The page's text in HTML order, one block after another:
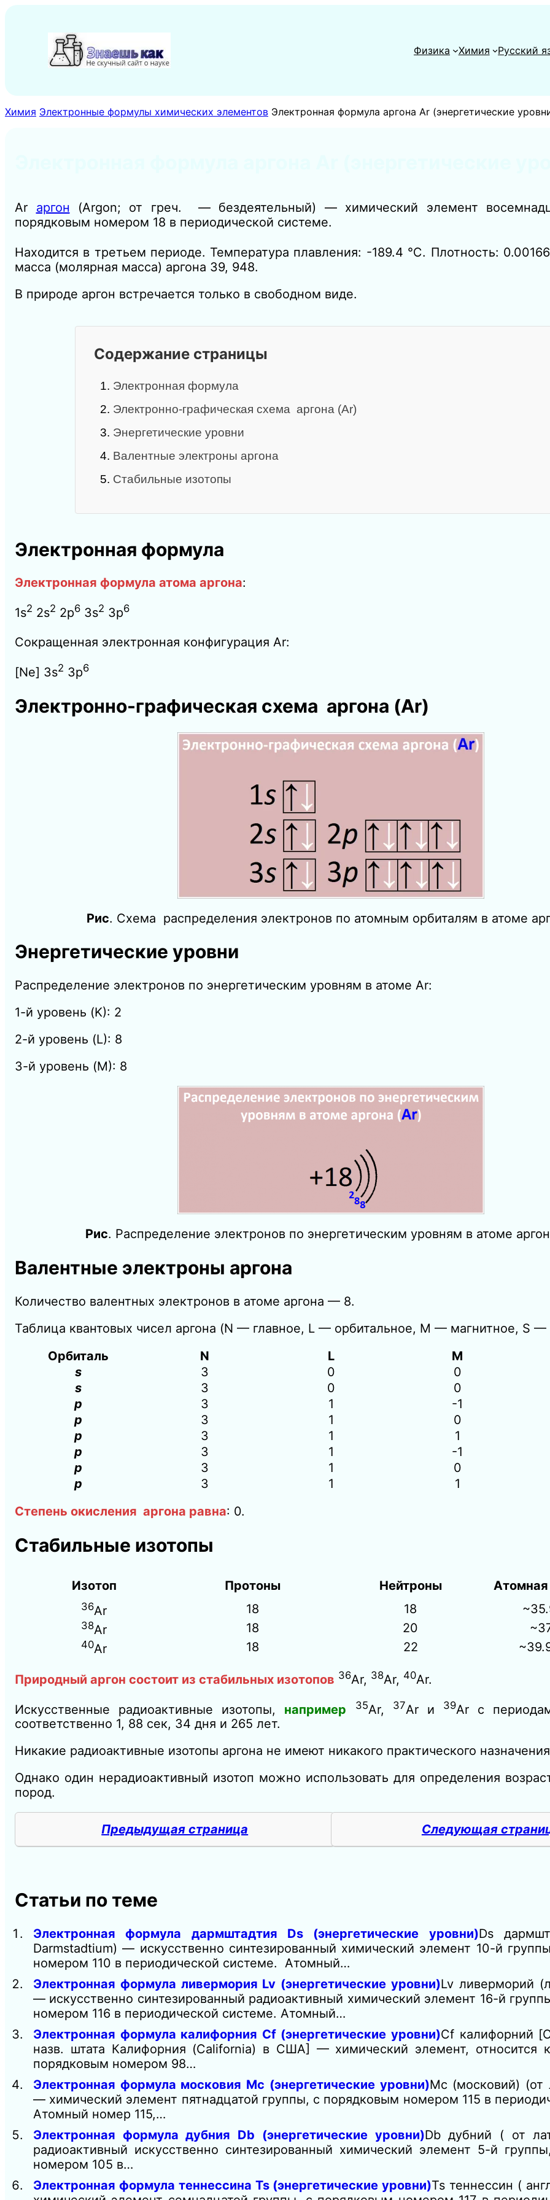
содержимому
Физика
Химия Русский
Химия Электронные формулы химических элементов Электронная формула аргона Ar (энергетические
Ar аргон (Argon; от греч. — бездеятельный) — химический элемент
порядковым номером 18 в периодической системе.
Находится в третьем периоде. Температура плавления: -189.4 ℃. Плотность:
масса (молярная масса) аргона 39, 948.
В природе аргон встречается только в свободном виде.
Содержание страницы
1. Электронная формула
2. Электронно-графическая схема аргона (Ar)
3. Энергетические уровни
4. Валентные электроны аргона
5. Стабильные изотопы
Электронная формула
Электронная формула атома аргона:
1s2 2s2 2p6 3s2 3p6
Сокращенная электронная конфигурация Ar:
[Ne] 3s2 3p6
Электронно-графическая схема аргона (Ar)
Рис. Схема распределения электронов по атомным орбиталям в атоме
Энергетические уровни
Распределение электронов по энергетическим уровням в атоме Ar:
1-й уровень (K): 2
2-й уровень (L): 8
3-й уровень (M): 8
Рис. Распределение электронов по энергетическим уровням в атоме
Валентные электроны аргона
Количество валентных электронов в атоме аргона — 8.
Таблица квантовых чисел аргона (N — главное, L — орбитальное, M — магнитное, S —
Орбиталь
N L
M
s
3 0
0
s
3 0
0
p
3 1
-1
p
3 1
0
p
3 1
1
p
3 1
-1
p
3 1
0
p
3 1
1
Степень окисления аргона равна: 0.
Стабильные изотопы
Изотоп Протоны Нейтроны Атомная
36Ar 18 18
38Ar 18 20
40Ar 18 22
Природный аргон состоит из стабильных изотопов 36Ar, 38Ar, 40Ar.
Искусственные радиоактивные изотопы, например 35Аr, 37Аr и 39Аr с
соответственно 1, 88 сек, 34 дня и 265 лет.
Никакие радиоактивные изотопы аргона не имеют никакого практического
Однако один нерадиоактивный изотоп можно использовать для определения
пород.
Предыдущая страница Следующая
Статьи по теме
Электронная формула дармштадтия Ds (энергетические уровни)Ds
Darmstadtium) — искусственно синтезированный химический элемент 10-й
номером 110 в периодической системе. Атомный…
Электронная формула ливермория Lv (энергетические уровни)Lv ливерморий
— искусственно синтезированный радиоактивный химический элемент 16-й
номером 116 в периодической системе. Атомный…
Электронная формула калифорния Cf (энергетические уровни)Cf калифорний
назв. штата Калифорния (California) в США] — химический элемент, относится
порядковым номером 98…
Электронная формула московия Mc (энергетические уровни)Mc (московий) (от
— химический элемент пятнадцатой группы, с порядковым номером 115 в
Атомный номер 115,…
Электронная формула дубния Db (энергетические уровни)Db дубний ( от
радиоактивный искусственно синтезированный химический элемент 5-й
номером 105 в…
Электронная формула теннеcсина Ts (энергетические уровни)Ts теннесcин (